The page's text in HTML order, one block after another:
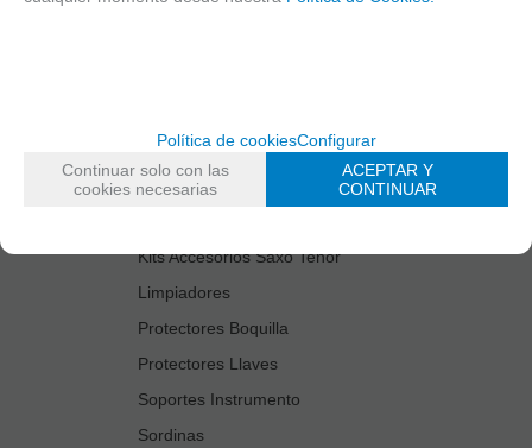
Cañas
Estuches Guardacañas
Estuches Instrumento
Kits Accesorios Saxo Tenor
Limpiadores
Protectores Boquilla
Protectores Llaves
Soportes Instrumento
Sordinas
Política de cookiesConfigurar
Continuar solo con las
cookies necesarias
ACEPTAR Y
CONTINUAR